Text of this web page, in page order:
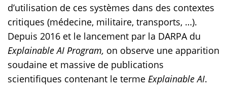
d’utilisation de ces systèmes dans des contextes
critiques (médecine, militaire, transports, …).
Depuis 2016 et le lancement par la DARPA du
Explainable AI Program, on observe une apparition
soudaine et massive de publications
scientifiques contenant le terme Explainable AI.